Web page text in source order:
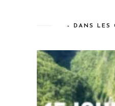
– DANS LES